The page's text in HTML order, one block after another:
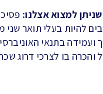
למצוא אצלנו:
להיות בעלי תואר
ועמידה בתנאי
והכרה בו לצרכי דרוג